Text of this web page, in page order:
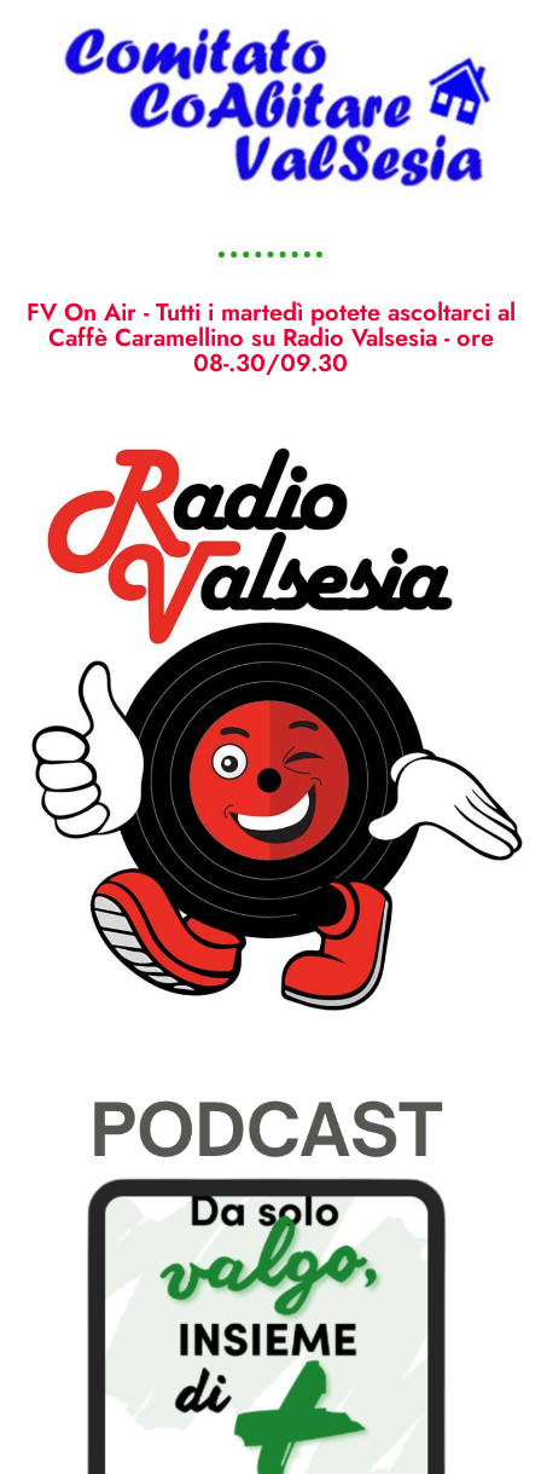
FV On Air - Tutti i martedì potete ascoltarci al
Caffè Caramellino su Radio Valsesia - ore
08-.30/09.30